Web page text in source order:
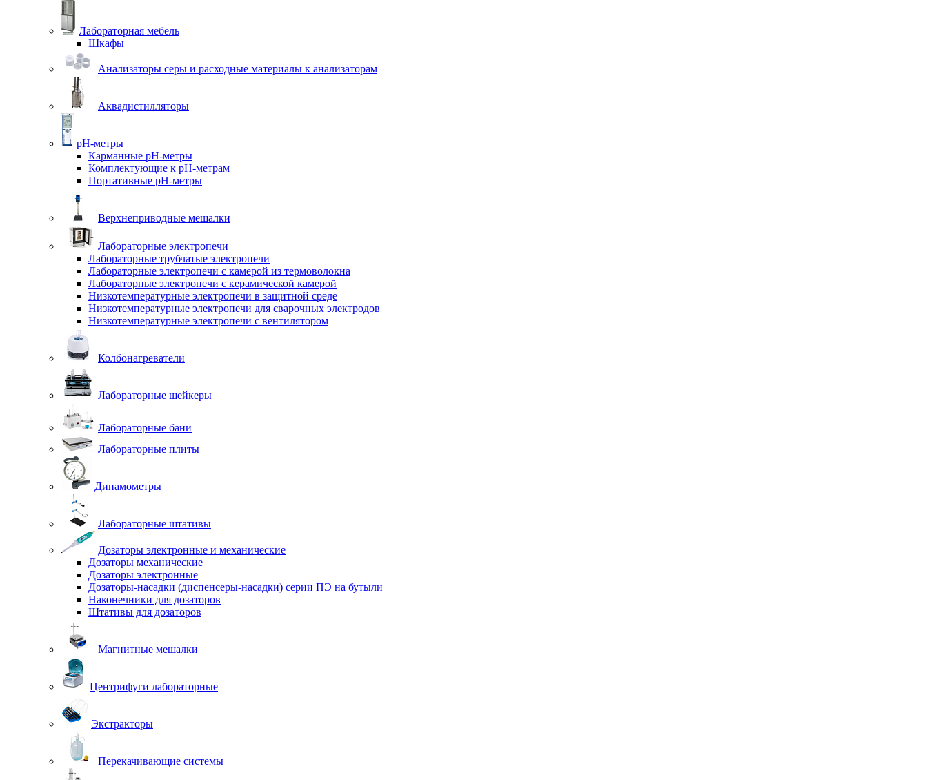
Лабораторная мебель
Шкафы
Анализаторы серы и расходные материалы к анализаторам
Аквадистилляторы
pH-метры
Карманные pH-метры
Комплектующие к pH-метрам
Портативные pH-метры
Верхнеприводные мешалки
Лабораторные электропечи
Лабораторные трубчатые электропечи
Лабораторные электропечи с камерой из термоволокна
Лабораторные электропечи с керамической камерой
Низкотемпературные электропечи в защитной среде
Низкотемпературные электропечи для cварочных электродов
Низкотемпературные электропечи с вентилятором
Колбонагреватели
Лабораторные шейкеры
Лабораторные бани
Лабораторные плиты
Динамометры
Лабораторные штативы
Дозаторы электронные и механические
Дозаторы механические
Дозаторы электронные
Дозаторы-насадки (диспенсеры-насадки) серии ПЭ на бутыли
Наконечники для дозаторов
Штативы для дозаторов
Магнитные мешалки
Центрифуги лабораторные
Экстракторы
Перекачивающие системы